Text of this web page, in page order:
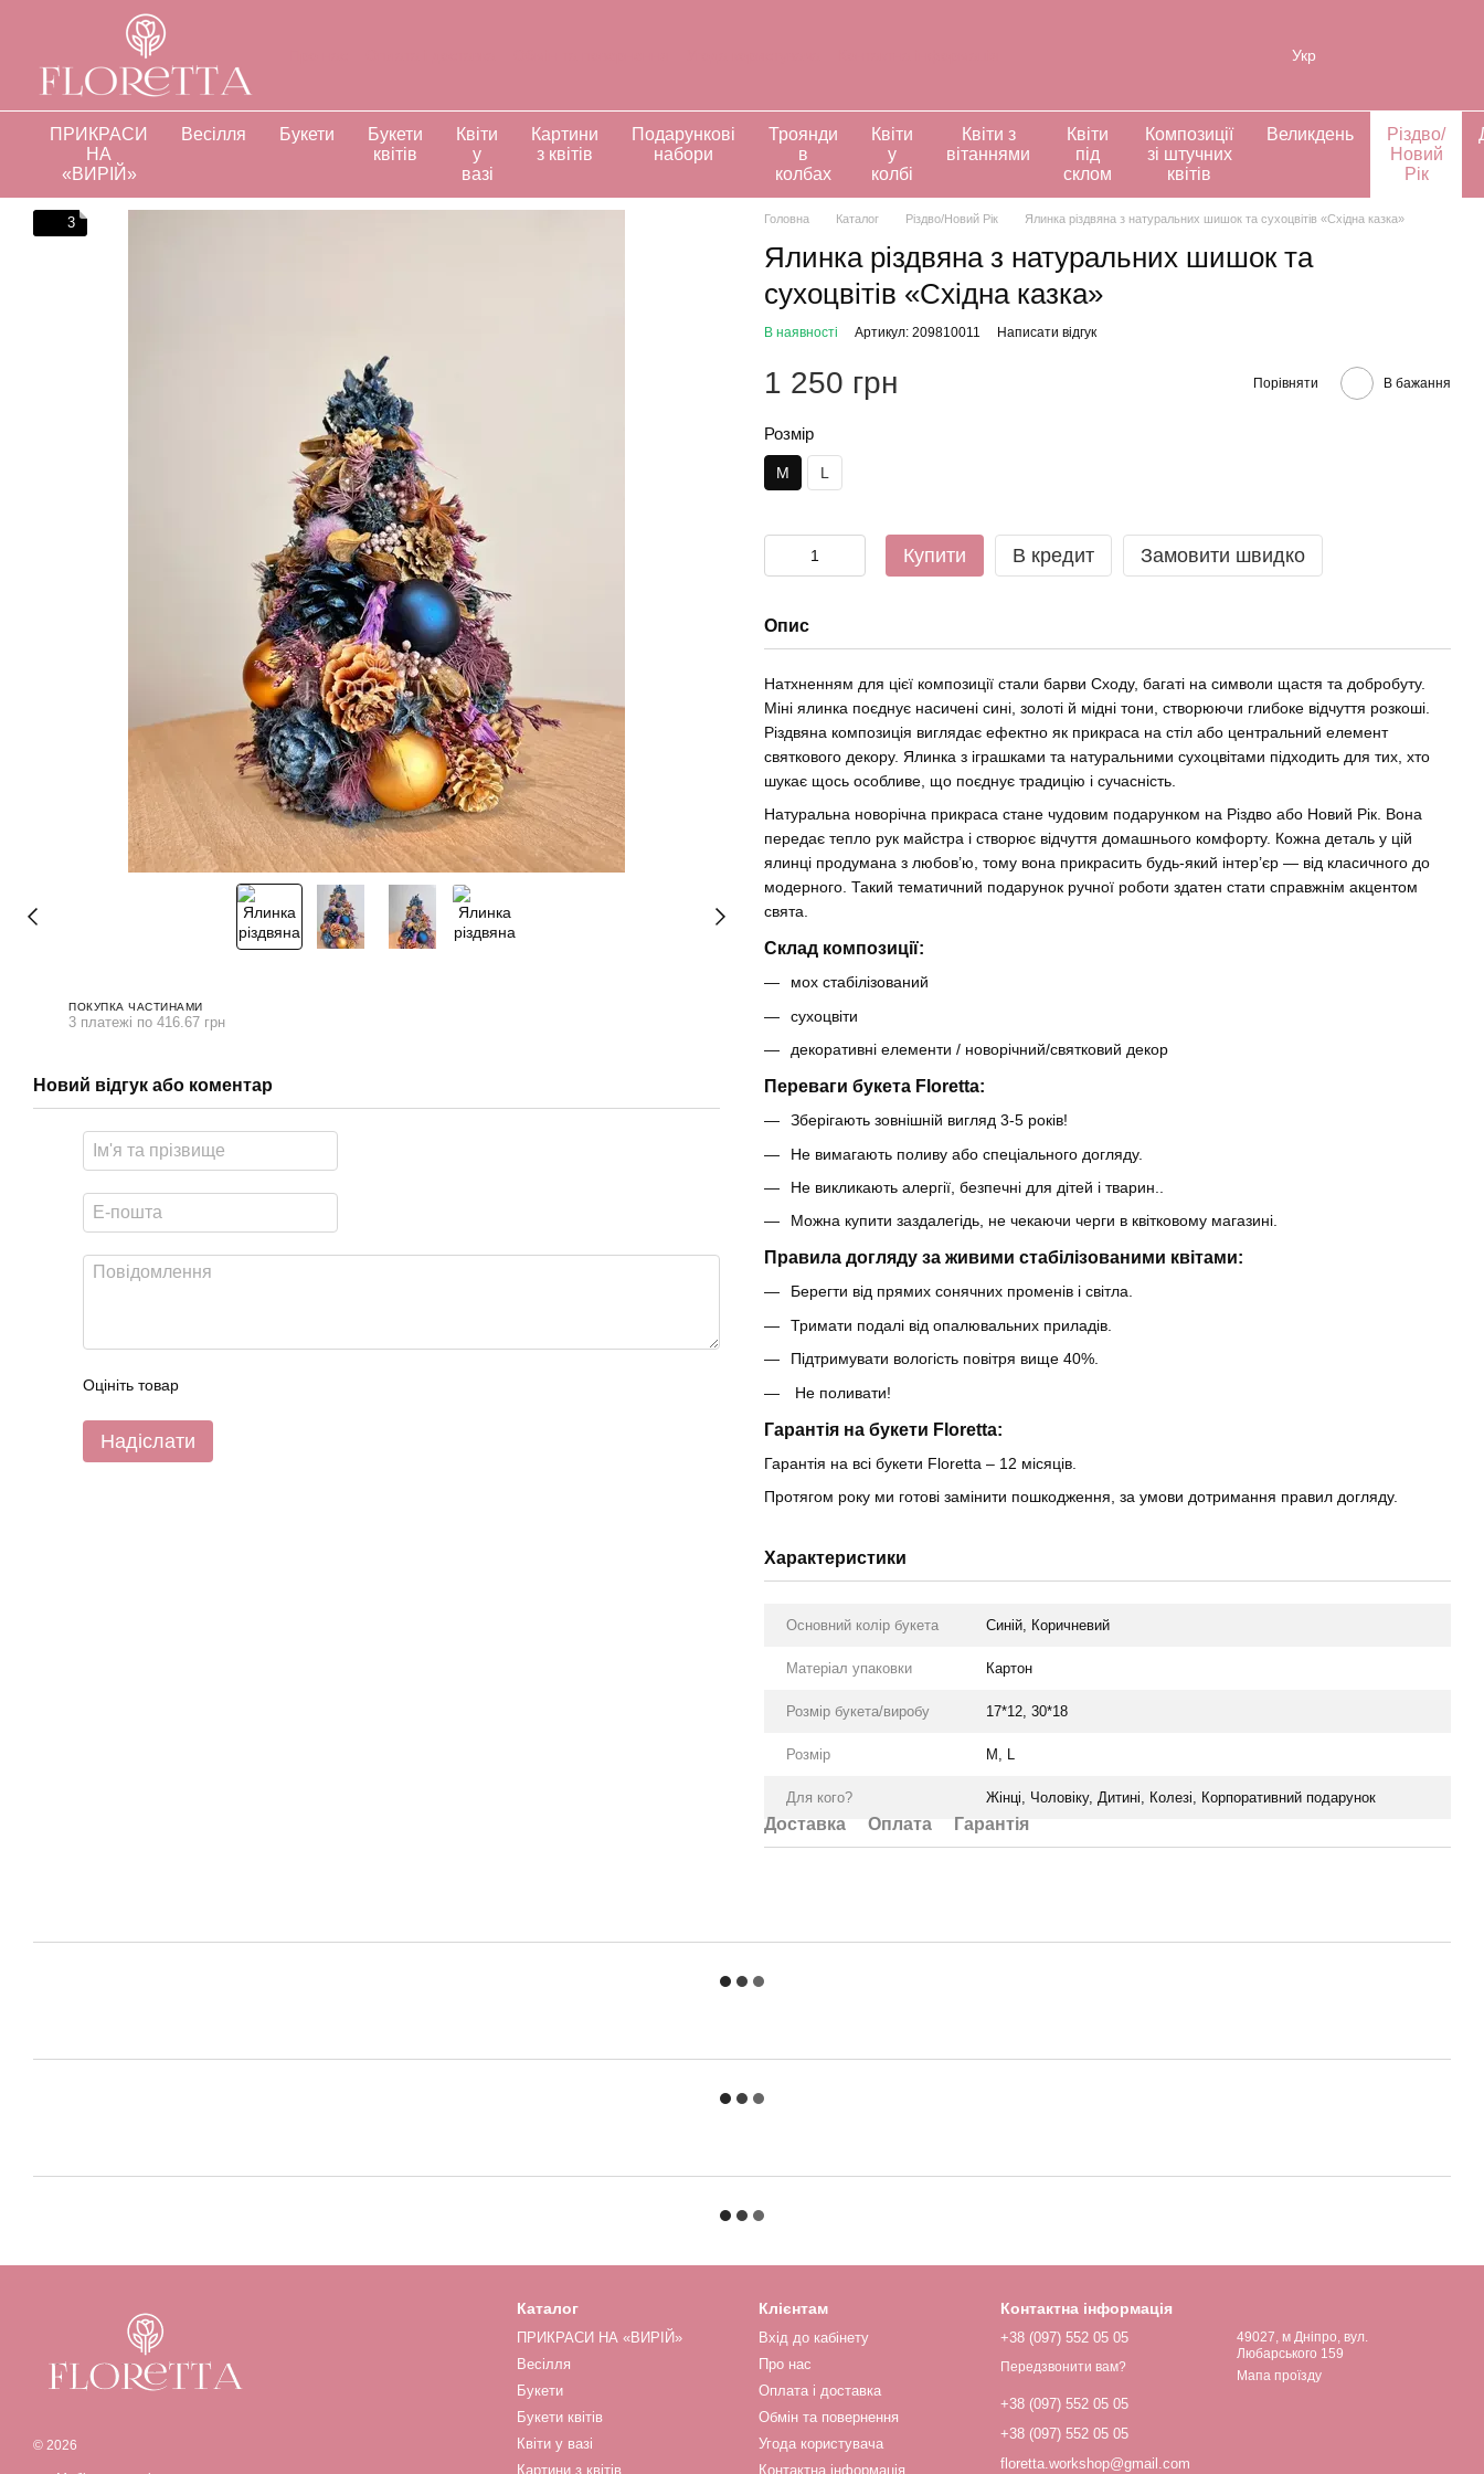
Перейти до основного контенту
Укр
ПРИКРАСИ
НА
«ВИРІЙ»
Весілля Букети
Букети
квітів
Квіти
у
вазі
Картини
з квітів
Подарункові
набори
Троянди
в
колбах
Квіти
у
колбі
Квіти з
вітаннями
Квіти
під
склом
Композиції
зі штучних
квітів
Великдень
Різдво/
Новий
Рік
3
ПОКУПКА ЧАСТИНАМИ
3 платежі по 416.67 грн
Новий відгук або коментар
Оцініть товар
Надіслати
Головна Каталог Різдво/Новий Рік Ялинка різдвяна з натуральних шишок та сухоцвітів «Східна казка»
Ялинка різдвяна з натуральних шишок та
сухоцвітів «Східна казка»
В наявності Артикул: 209810011 Написати відгук
1 250 грн Порівняти В бажання
Розмір
M L
Купити В кредит Замовити швидко
Опис
Натхненням для цієї композиції стали барви Сходу, багаті на символи щастя та добробуту.
Міні ялинка поєднує насичені сині, золоті й мідні тони, створюючи глибоке відчуття розкоші.
Різдвяна композиція виглядає ефектно як прикраса на стіл або центральний елемент
святкового декору. Ялинка з іграшками та натуральними сухоцвітами підходить для тих, хто
шукає щось особливе, що поєднує традицію і сучасність.
Натуральна новорічна прикраса стане чудовим подарунком на Різдво або Новий Рік. Вона
передає тепло рук майстра і створює відчуття домашнього комфорту. Кожна деталь у цій
ялинці продумана з любов’ю, тому вона прикрасить будь-який інтер’єр — від класичного до
модерного. Такий тематичний подарунок ручної роботи здатен стати справжнім акцентом
свята.
Склад композиції:
мох стабілізований
сухоцвіти
декоративні елементи / новорічний/святковий декор
Переваги букета Floretta:
Зберігають зовнішній вигляд 3-5 років!
Не вимагають поливу або спеціального догляду.
Не викликають алергії, безпечні для дітей і тварин..
Можна купити заздалегідь, не чекаючи черги в квітковому магазині.
Правила догляду за живими стабілізованими квітами:
Берегти від прямих сонячних променів і світла.
Тримати подалі від опалювальних приладів.
Підтримувати вологість повітря вище 40%.
Не поливати!
Гарантія на букети Floretta:
Гарантія на всі букети Floretta – 12 місяців.
Протягом року ми готові замінити пошкодження, за умови дотримання правил догляду.
Характеристики
Основний колір букета Синій, Коричневий
Матеріал упаковки Картон
Розмір букета/виробу 17*12, 30*18
Розмір M, L
Для кого? Жінці, Чоловіку, Дитині, Колезі, Корпоративний подарунок
Доставка Оплата Гарантія
© 2026
Каталог
ПРИКРАСИ НА «ВИРІЙ»
Весілля
Букети
Букети квітів
Квіти у вазі
Картини з квітів
Клієнтам
Вхід до кабінету
Про нас
Оплата і доставка
Обмін та повернення
Угода користувача
Контактна інформація
Контактна інформація
+38 (097) 552 05 05
Передзвонити вам?
+38 (097) 552 05 05
+38 (097) 552 05 05
floretta.workshop@gmail.com
49027, м Дніпро, вул.
Любарського 159
Мапа проїзду